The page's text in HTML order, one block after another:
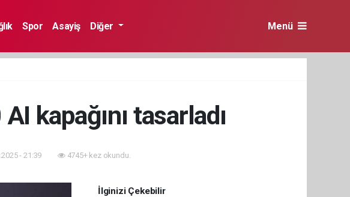
Spor Asayiş Diğer Menü
kapağını tasarladı
- 21:39 4745+ kez okundu.
İlginizi Çekebilir